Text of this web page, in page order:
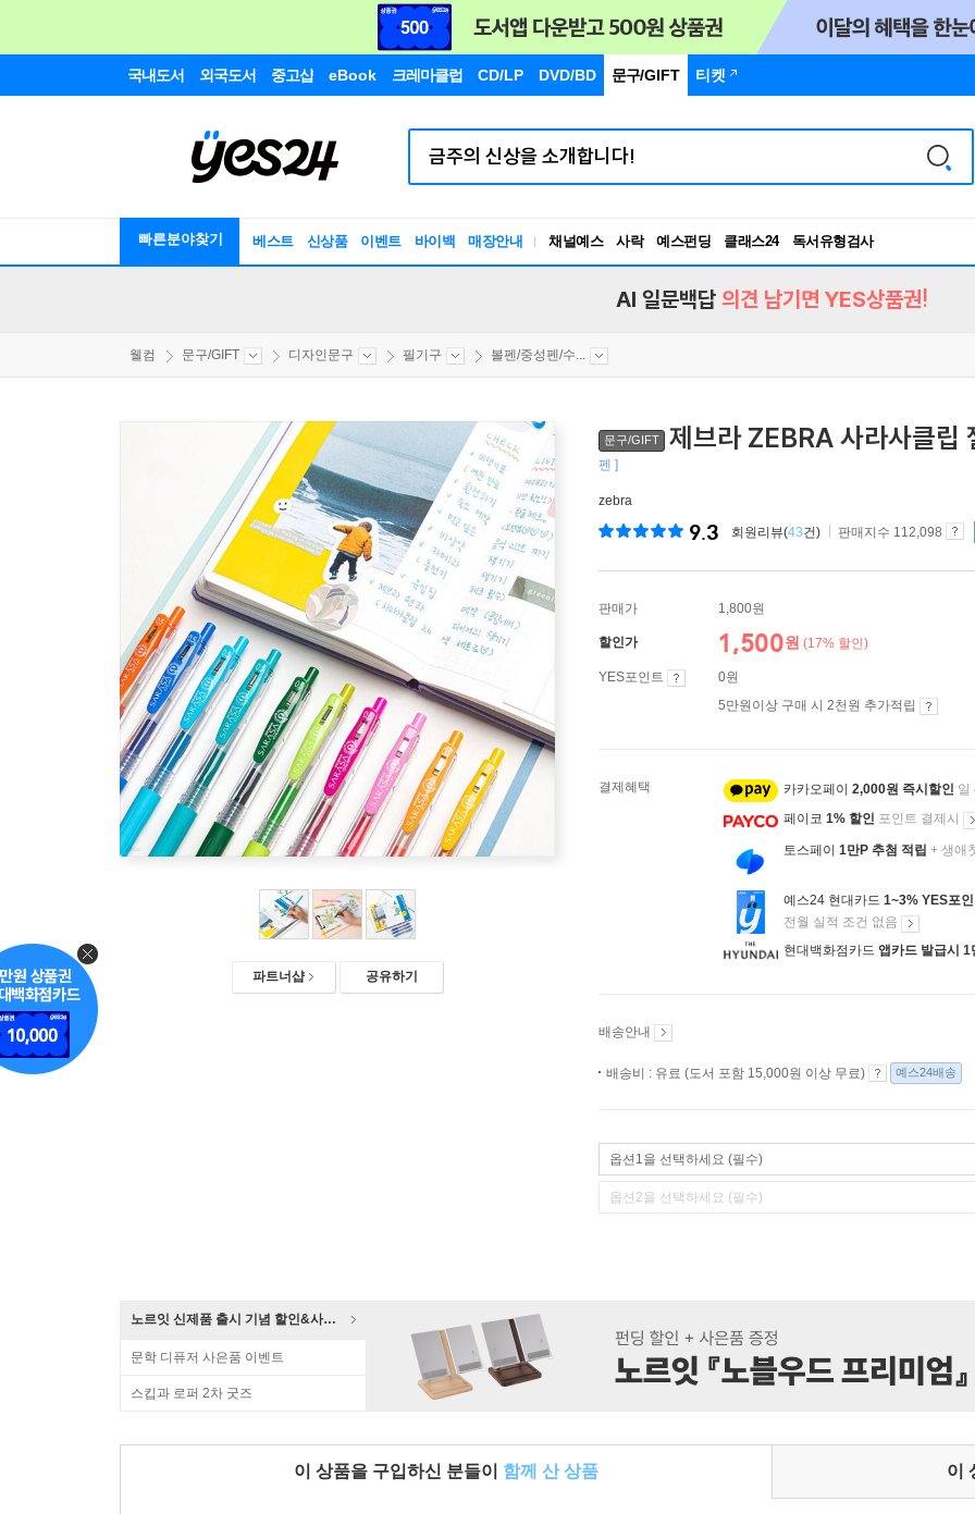
국내도서 외국도서 중고샵 eBook 크레마클럽 CD/LP DVD/BD 문구/GIFT 티켓
빠른분야찾기 베스트 신상품 이벤트 바이백 매장안내 채널예스 사락 예스펀딩 클래스24
RBTI Lab
독서유형검사
AI 일문백답 의견 남기면 YES상품권!
웰컴 문구/GIFT 디자인문구 필기구 볼펜/중성펜/수...
파트너샵 공유하기
문구/GIFT 제브라 ZEBRA 사라사클
펜 ]
zebra
9.3 회원리뷰(43건) 판매지수 112,098
판매가 1,800원
할인가 1,500원 (17% 할인)
YES포인트
0원
5만원이상 구매 시 2천원 추가적립
결제혜택 카카오페이 2,000원 즉시할인 일
페이코 1% 할인 포인트 결제시
토스페이 1만P 추첨 적립 + 생애
예스24 현대카드 1~3% YES포
전월 실적 조건 없음
현대백화점카드 앱카드 발급시 1
배송안내
배송비 : 유료 (도서 포함 15,000원 이상 무료) 예스24배송
옵션1을 선택하세요 (필수)
옵션2을 선택하세요 (필수)
노르잇 신제품 출시 기념 할인&사은품 증정!
문학 디퓨저 사은품 이벤트
스킵과 로퍼 2차 굿즈
이 상품을 구입하신 분들이 함께 산 상품 이